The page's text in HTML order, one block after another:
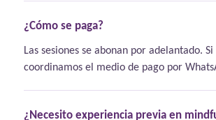
¿Cómo se paga?
Las sesiones se abonan por adelantado.
coordinamos el medio de pago por
¿Necesito experiencia previa en